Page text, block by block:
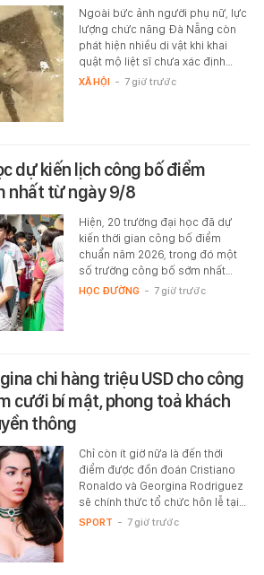
Ngoài bức ảnh người phụ nữ, lực
lượng chức năng Đà Nẵng còn
phát hiện nhiều di vật khi khai
quật mộ liệt sĩ chưa xác định…
XÃ HỘI - 7 giờ trước
dự kiến lịch công bố điểm
nhất từ ngày 9/8
Hiện, 20 trường đại học đã dự
kiến thời gian công bố điểm
chuẩn năm 2026, trong đó một
số trường công bố sớm nhất…
HỌC ĐƯỜNG - 7 giờ trước
chi hàng triệu USD cho công
cưới bí mật, phong toả khách
thông
Chỉ còn ít giờ nữa là đến thời
điểm được đồn đoán Cristiano
Ronaldo và Georgina Rodriguez
sẽ chính thức tổ chức hôn lễ tại…
SPORT - 7 giờ trước